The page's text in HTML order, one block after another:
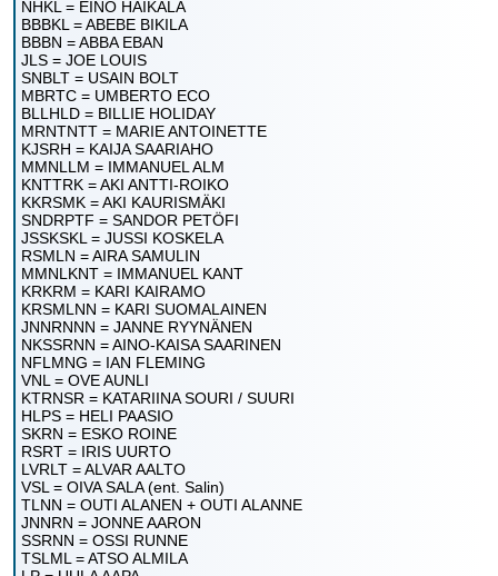
NHKL = EINO HAIKALA
BBBKL = ABEBE BIKILA
BBBN = ABBA EBAN
JLS = JOE LOUIS
SNBLT = USAIN BOLT
MBRTC = UMBERTO ECO
BLLHLD = BILLIE HOLIDAY
MRNTNTT = MARIE ANTOINETTE
KJSRH = KAIJA SAARIAHO
MMNLLM = IMMANUEL ALM
KNTTRK = AKI ANTTI-ROIKO
KKRSMK = AKI KAURISMÄKI
SNDRPTF = SANDOR PETÖFI
JSSKSKL = JUSSI KOSKELA
RSMLN = AIRA SAMULIN
MMNLKNT = IMMANUEL KANT
KRKRM = KARI KAIRAMO
KRSMLNN = KARI SUOMALAINEN
JNNRNNN = JANNE RYYNÄNEN
NKSSRNN = AINO-KAISA SAARINEN
NFLMNG = IAN FLEMING
VNL = OVE AUNLI
KTRNSR = KATARIINA SOURI / SUURI
HLPS = HELI PAASIO
SKRN = ESKO ROINE
RSRT = IRIS UURTO
LVRLT = ALVAR AALTO
VSL = OIVA SALA (ent. Salin)
TLNN = OUTI ALANEN + OUTI ALANNE
JNNRN = JONNE AARON
SSRNN = OSSI RUNNE
TSLML = ATSO ALMILA